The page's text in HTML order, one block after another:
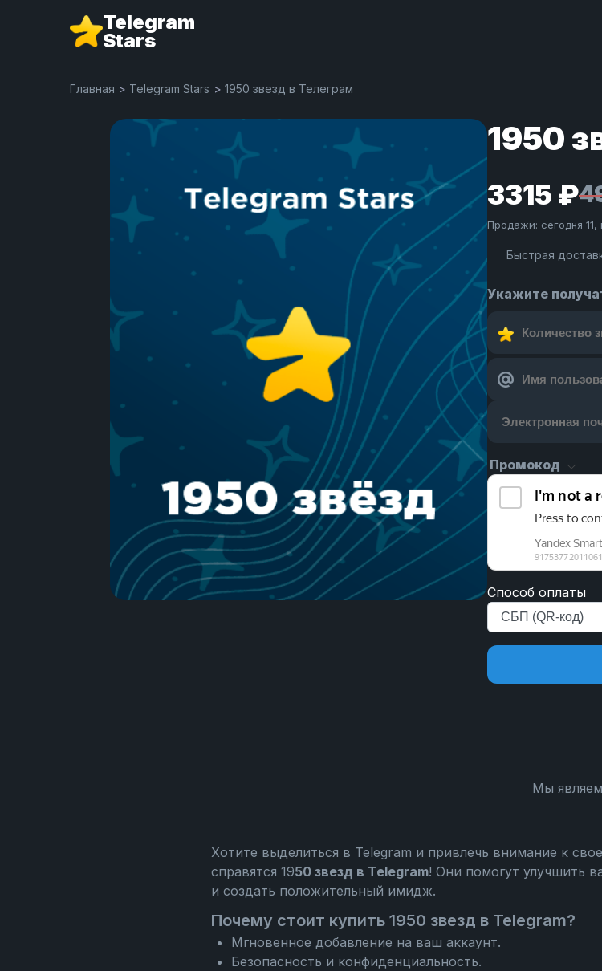
Telegram
Stars
Главная > Telegram Stars > 1950 звезд в Телеграм
1950
3315 ₽
Продажи: сегодня 11,
Быстрая
Укажите
Промокод
Способ оплаты
Мы
Хотите выделиться в Telegram и привлечь внимание к
справятся 1950 звезд в Telegram! Они помогут улучшить
и создать положительный имидж.
Почему стоит купить 1950 звезд в Telegram?
Мгновенное добавление на ваш аккаунт.
Безопасность и конфиденциальность.